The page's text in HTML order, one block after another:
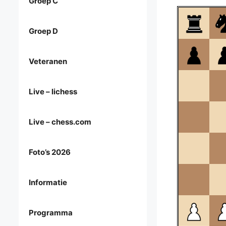
Groep D
Veteranen
Live – lichess
Live – chess.com
Foto’s 2026
Informatie
Programma